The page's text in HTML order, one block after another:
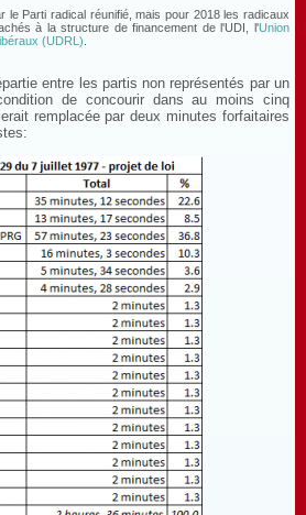
le Parti radical réunifié, mais pour 2018 les radicaux
à la structure de financement de l'UDI, l'Union
(UDRL)
entre les partis non représentés par un
de concourir dans au moins cinq
remplacée par deux minutes forfaitaires